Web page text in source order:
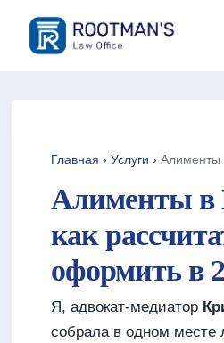
содержимому
Главная › Услуги › Алименты
Алименты в
как
оформить в
Я, адвокат-медиатор
собрала в одном месте